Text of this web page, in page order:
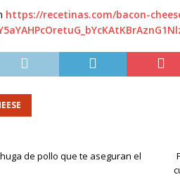
https://recetinas.com/bacon-
de pollo que te aseguran el